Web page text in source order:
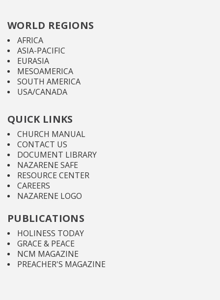
WORLD REGIONS
AFRICA
ASIA-PACIFIC
EURASIA
MESOAMERICA
SOUTH AMERICA
USA/CANADA
QUICK LINKS
CHURCH MANUAL
CONTACT US
DOCUMENT LIBRARY
NAZARENE SAFE
RESOURCE CENTER
CAREERS
NAZARENE LOGO
PUBLICATIONS
HOLINESS TODAY
GRACE & PEACE
NCM MAGAZINE
PREACHER'S MAGAZINE